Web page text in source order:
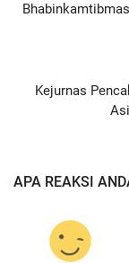
Kejurnas
APA REAKSI